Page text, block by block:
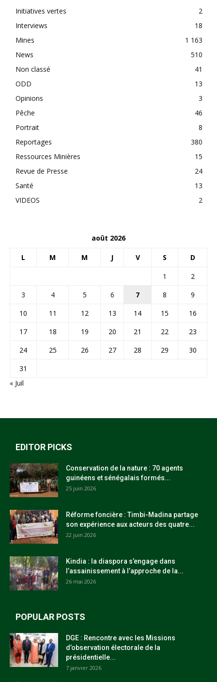
Initiatives vertes
2
Interviews
18
Mines
1 163
News
510
Non classé
41
ODD
13
Opinions
3
Pêche
46
Portrait
8
Reportages
380
Ressources Minières
15
Revue de Presse
24
Santé
13
VIDEOS
2
août 2026
L M M J V S D
1
2
3
4 5 6 7 8
9
10
11 12 13 14 15
16
17
18 19 20 21 22
23
24
25 26 27 28 29
30
31
« Juil
EDITOR PICKS
Conservation de la nature : 70 agents
guinéens et sénégalais formés...
25 juin 2026
Réforme foncière : Timbi-Madina partage
son expérience aux acteurs des quatre...
22 juin 2026
Kindia : la diaspora s’engage dans
l’assainissement à l’approche de la...
26 mai 2026
POPULAR POSTS
DGE : Rencontre avec les Missions
d’observation électorale de la
présidentielle...
7 janvier 2026